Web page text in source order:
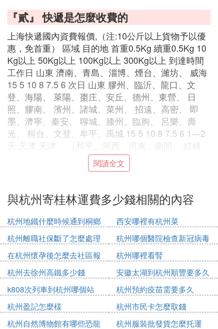
『貳』 快遞是怎麼收費的
上海快遞國內資費報價,（注:10公斤以上貨物予以優
惠，免首重） 區域 目的地 首重0.5Kg 續重0.5Kg 10
Kg以上 50Kg以上 100Kg以上 300Kg以上 到達時間
工作日 山東 濟南、青島、淄博、煙台、濰坊、 威海
15 5 10 8 7.5 6 次日 山東 膠州、臨沂、龍口、文
登、海陽、 萊陽、棗庄、安丘、德州、東營、 日
照、膠南、 濱州、諸城、菜州、 招遠、高密、 即
墨、濟寧、秦安、 聊城、膝州、臨朐、 呂樂、壽
光、 桓台、文登、牟平、禹城 15 5 10 8 7.5 6 1—2
天 天津 天津、 （和平、河西、河東、南開、 紅橋、
北辰、津南、西青、溏沽） 寶坻、大港、武清 15 5
10 8 7.5 6 1—2天 上海 楊浦、浦東、松江、徐匯、
山、崇明、浦東機場、 中部、梅隴、羅涇、 南翔 20
10 12 10 9 8 1—2天 浙江 杭州、 （康橋、餘杭、下
沙、留下、鼓埠）蕭山、桐廬、富陽、建德、 臨
安、臨平、湖州、德清、安吉、 長興、嘉興、淳安 2
0 10 12 10 9 8 1—2天 浙江 桐鄉、平湖、海寧、海
鹽、嘉善、 寧波、鎮海、餘姚、慈溪、象山、 奉
化、邱隘、寧海、舟山、紹興、 錢清、柯橋、上
於、新昌、諸暨、 嵊州、台州、椒江、玉環、溫
嶺、 臨海、黃岩、仙居、路橋、天台、 三門、溫
州、瑞安、樂清、蒼南、 水嘉、平陽、義烏、蘭
溪、浦江、 東陽、永康、武義、麗水 20 10 12 10 9
閱讀全文
與杭州寄桂林運費多少錢相關的內容
杭州地鐵什麼時候通到桐鄉
西安哪裡有杭州菜
杭州離職社保斷了怎麼處理
杭州哪個醫院檢查新冠病毒
在杭州懷孕後怎麼去社區報
備
杭州哪裡看腎
杭州去徐州高鐵多少錢
安徽太湖到杭州順豐要多久
k808次列車到杭州哪個站
杭州預約疫苗需要多久
杭州盈記怎麼樣
杭州市民卡怎麼取錢
杭州自然博物館有哪些恐龍
杭州服裝批發貨怎麼托運